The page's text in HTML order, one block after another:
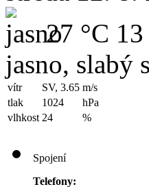
27 °C 13
jasno, slabý
vítr SV, 3.65 m/s
tlak
1024
hPa
vlhkost 24 %
Spojení
Telefony: